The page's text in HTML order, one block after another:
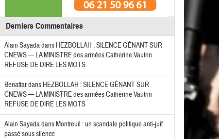
Derniers Commentaires
Alain Sayadadans HEZBOLLAH : SILENCE GÊNANT SUR
CNEWS — LA MINISTRE des armées Catherine Vautrin
REFUSE DE DIRE LES MOTS
Benattardans HEZBOLLAH : SILENCE GÊNANT SUR
CNEWS — LA MINISTRE des armées Catherine Vautrin
REFUSE DE DIRE LES MOTS
Alain Sayadadans Montreuil : un scandale politique anti-juif
passé sous silence